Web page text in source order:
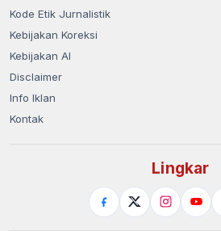
Kode Etik Jurnalistik
Kebijakan Koreksi
Kebijakan AI
Disclaimer
Info Iklan
Kontak
Lingkar